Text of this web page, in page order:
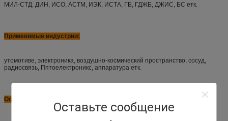
Оставьте сообщение
МИЛ-СТД, ДИН, ИСО, АСТМ, ИЭК, ИСТА, ГБ, ГДЖБ, ДЖИС, БС етк.
Применимые индустрии:
утомотиве, электроника, воздушно-космический пространство, сосуд,
радиосвязь, Пптоелектроникс, аппаратура етк.
Особенности
Прочность системы подвеса и линейного движения направляя,
сильной пропускной способности, хорошей направляющ функции,